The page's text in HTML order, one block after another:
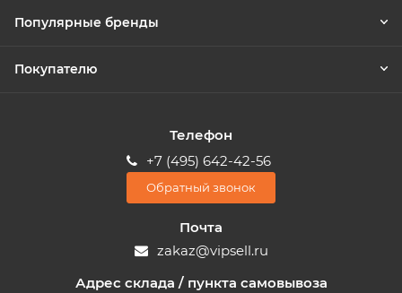
Популярные бренды
Покупателю
Телефон
+7 (495) 642-42-56
Обратный звонок
Почта
zakaz@vipsell.ru
Адрес склада / пункта самовывоза